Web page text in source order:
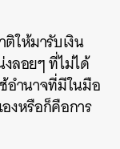
ให้มารับเงิน
ลอยๆ ที่ไม่ได้
อำนาจที่มีในมือ
งหรือก็คือการ